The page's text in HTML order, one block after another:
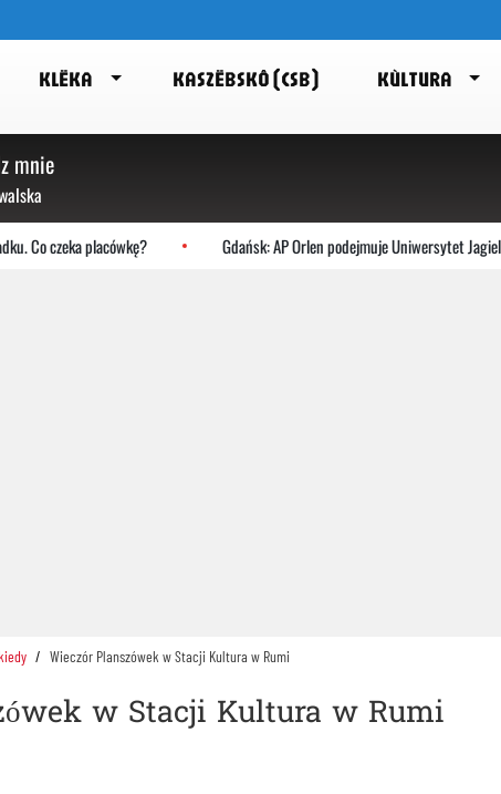
KLËKA KASZËBSKÔ (CSB) KÙLTURA
mnie
czeka placówkę? Gdańsk: AP Orlen podejmuje Uniwersytet Jagielloński
Wieczór Planszówek w Stacji Kultura w Rumi
w Stacji Kultura w Rumi